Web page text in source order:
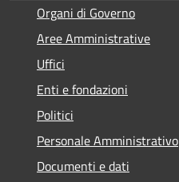
Organi di Governo
Aree Amministrative
Uffici
Enti e fondazioni
Politici
Personale Amministrativo
Documenti e dati